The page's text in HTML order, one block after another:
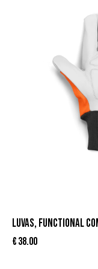
LUVAS, FUNCTIONAL
€38.00